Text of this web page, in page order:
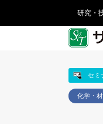
研究・
セミ
化学・